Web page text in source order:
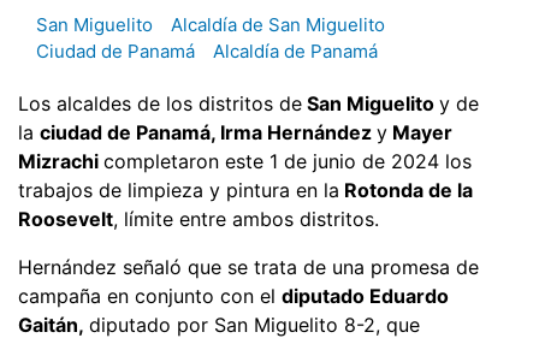
San Miguelito
Alcaldía de San Miguelito
Ciudad de Panamá
Alcaldía de Panamá
Los alcaldes de los distritos de San Miguelito y de
la ciudad de Panamá, Irma Hernández y Mayer
Mizrachi completaron este 1 de junio de 2024 los
trabajos de limpieza y pintura en la Rotonda de la
Roosevelt, límite entre ambos distritos.
Hernández señaló que se trata de una promesa de
campaña en conjunto con el diputado Eduardo
Gaitán, diputado por San Miguelito 8-2, que